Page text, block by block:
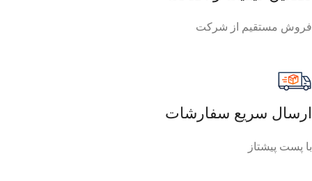
فروش مستقیم از شرکت
ارسال سریع سفارشات
با پست پیشتاز